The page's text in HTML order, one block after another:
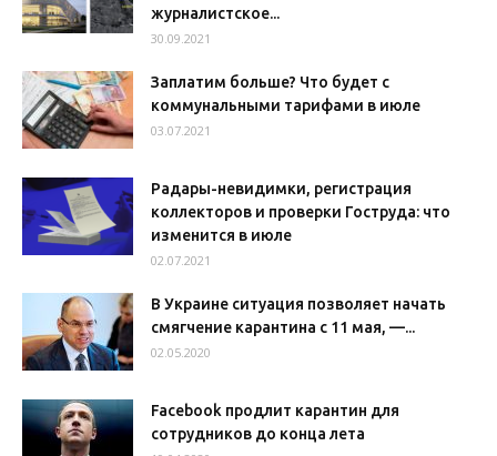
журналистское...
30.09.2021
Заплатим больше? Что будет с
коммунальными тарифами в июле
03.07.2021
Радары-невидимки, регистрация
коллекторов и проверки Гоструда: что
изменится в июле
02.07.2021
В Украине ситуация позволяет начать
смягчение карантина с 11 мая, —...
02.05.2020
Facebook продлит карантин для
сотрудников до конца лета